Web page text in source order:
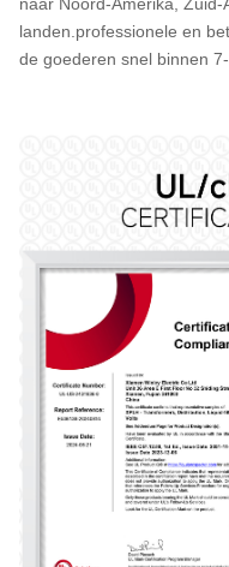
landen.professionele en
de goederen snel binnen